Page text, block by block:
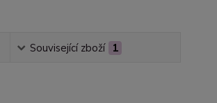
Související zboží 1